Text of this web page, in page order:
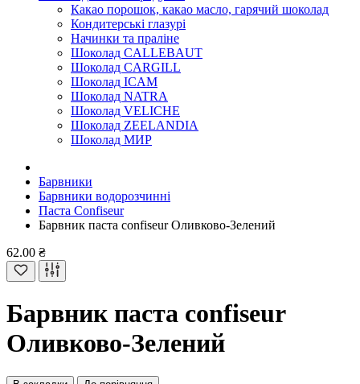
Какао порошок, какао масло, гарячий шоколад
Кондитерські глазурі
Начинки та праліне
Шоколад CALLEBAUT
Шоколад CARGILL
Шоколад ICAM
Шоколад NATRA
Шоколад VELICHE
Шоколад ZEELANDIA
Шоколад МИР
Барвники
Барвники водорозчинні
Паста Confiseur
Барвник паста confiseur Оливково-Зелений
62.00 ₴
Барвник паста confiseur
Оливково-Зелений